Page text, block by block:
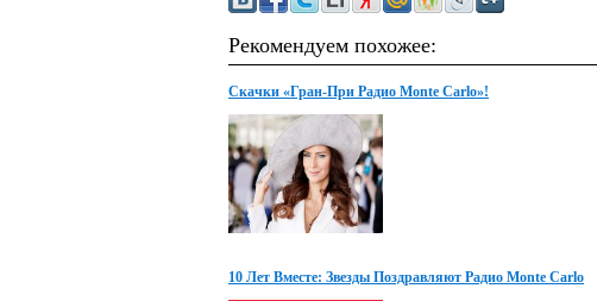
Рекомендуем похожее:
Скачки «Гран-При Радио Monte Carlo»!
10 Лет Вместе: Звезды Поздравляют Радио Monte Carlo